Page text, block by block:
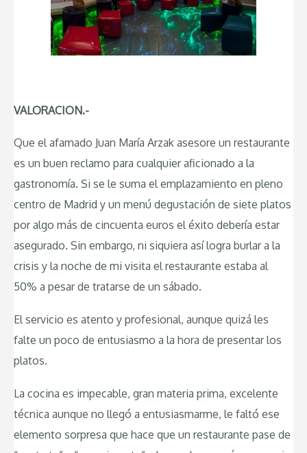
VALORACION.-
Que el afamado Juan María Arzak asesore un restaurante
es un buen reclamo para cualquier aficionado a la
gastronomía. Si se le suma el emplazamiento en pleno
centro de Madrid y un menú degustación de siete platos
por algo más de cincuenta euros el éxito debería estar
asegurado. Sin embargo, ni siquiera así logra burlar a la
crisis y la noche de mi visita el restaurante estaba al
50% a pesar de tratarse de un sábado.
El servicio es atento y profesional, aunque quizá les
falte un poco de entusiasmo a la hora de presentar los
platos.
La cocina es impecable, gran materia prima, excelente
técnica aunque no llegó a entusiasmarme, le faltó ese
elemento sorpresa que hace que un restaurante pase de